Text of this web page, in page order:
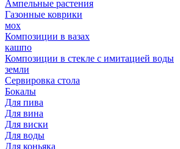
Ампельные растения
Газонные коврики
мох
Композиции в вазах
кашпо
Композиции в стекле с имитацией воды
земли
Сервировка стола
Бокалы
Для пива
Для вина
Для виски
Для воды
Для коньяка